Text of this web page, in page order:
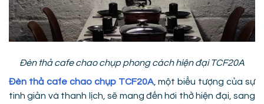
Đèn thả cafe chao chụp phong cách hiện đại TCF20A
Đèn thả cafe chao chụp TCF20A, một biểu tượng của sự
tinh giản và thanh lịch, sẽ mang đến hơi thở hiện đại, sang